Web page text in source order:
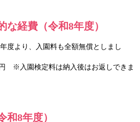
な経費（令和8年度）
度より、入園料も全額無償としまし
※入園検定料は納入後はお返しできま
和8年度）